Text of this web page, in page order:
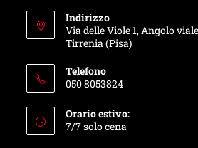
Indirizzo
Via delle Viole 1, Angolo
Tirrenia (Pisa)
Telefono
050 8053824
Orario estivo:
7/7 solo cena